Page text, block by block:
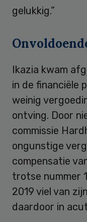
gelukkig.”
Ikazia kwam
in de financiële
weinig
ontving. Door
commissie
ongunstige
compensatie
trotse nummer
2019 viel van
daardoor in